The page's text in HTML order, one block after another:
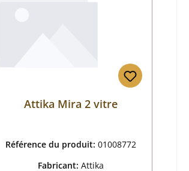
Attika Mira 2 vitre
Référence du produit: 01008772
Fabricant: Attika